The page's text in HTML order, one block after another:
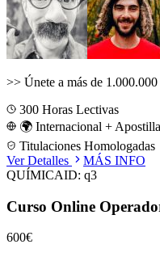
>> Únete a más de
300 Horas Lectivas
🌍 Internacional + Apostilla
Titulaciones Homologadas
Ver Detalles
MÁS INFO
QUÍMICAID: q3
Curso Online
600€